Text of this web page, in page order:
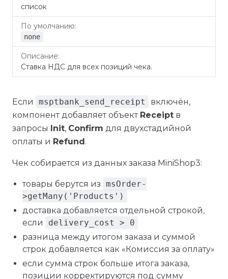
список
none
Ставка НДС для всех позиций чека.
Если msptbank_send_receipt
включён,
компонент добавляет объект Receipt в
запросы Init, Confirm для двухстадийной
оплаты и Refund.
Чек собирается из данных заказа MiniShop3:
товары берутся из msOrder-
>getMany('Products')
доставка добавляется отдельной строкой,
если
delivery_cost > 0
разница между итогом заказа и суммой
строк добавляется как «Комиссия за оплату»
если сумма строк больше итога заказа,
позиции корректируются под сумму